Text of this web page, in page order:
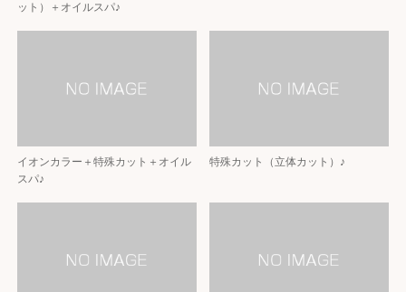
ット）＋オイルスパ♪
イオンカラー＋特殊カット＋オイル
スパ♪
特殊カット（立体カット）♪